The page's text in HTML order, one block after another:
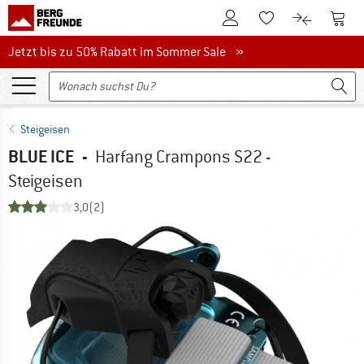
Zum KundenkontoZum Merkzettel.
Zum Zum
Jetzt bis zu 50% Rabatt im Sommer Sale
Jetzt bis zu 50% Rabatt im Sommer Sale »
Steigeisen
BLUE ICE - Harfang Crampons S22 -
Steigeisen
3,0(2)